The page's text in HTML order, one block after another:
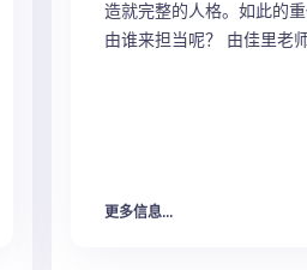
造就完整的人格。如此的
由谁来担当呢？ 由佳里老
更多信息...